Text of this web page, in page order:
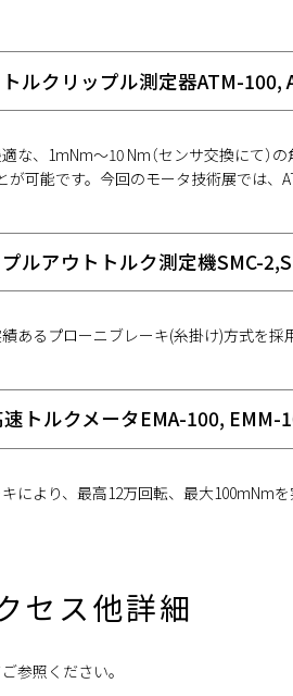
ルクリップル測定器ATM-100,
な、1mNm～10 Nm（センサ交換にて
可能です。今回のモータ技術展では、
ルアウトトルク測定機SMC-
あるプローニブレーキ(糸掛け)方式を
トルクメータEMA-100, EMM-
により、最高12万回転、最大100mNmを
セス他詳細
参照ください。